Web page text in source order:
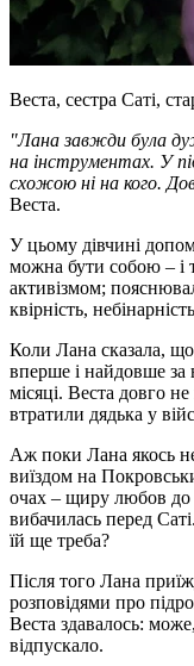
Веста, сестра Саті,
"Лана завжди була
на інструментах. У
схожою ні на кого.
Веста.
У цьому дівчині
можна бути собою – і
активізмом;
квірність,
Коли Лана сказала, що
вперше і найдовше за
місяці. Веста довго
втратили дядька у
Аж поки Лана якось
виїздом на
очах – щиру любов до
вибачилась перед
їй ще треба?
Після того Лана
розповідями про
Веста здавалось:
відпускало.